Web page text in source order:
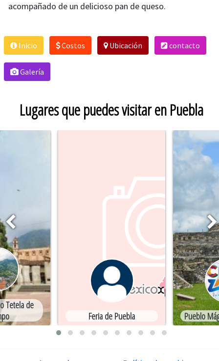
acompañado de un delicioso pan de queso.
Inicio Costos Ubicación contacto
Galería
Lugares que puedes visitar en Puebla
Tetela de
Feria de Puebla Pueblo